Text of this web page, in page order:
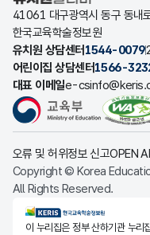
41061 대구광역시 동구 동내
한국교육학술정보원
유치원 상담센터 1544-0079
어린이집 상담센터1566-
대표 이메일e-
오류 및 허위정보 신고OPEN
Copyright © Korea
All Rights Reserved.
KERIS한국교육학술정보원
이 누리집은 정부 산하기관 누리